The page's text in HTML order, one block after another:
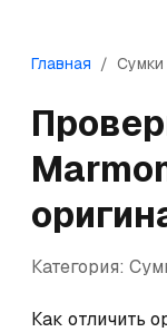
Главная / Сумки
Категория:
Как отличить